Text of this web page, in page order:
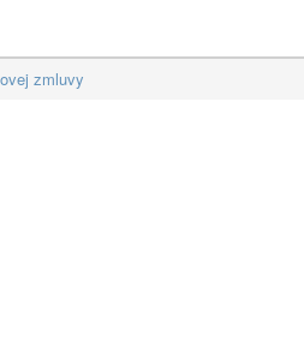
zmluvy